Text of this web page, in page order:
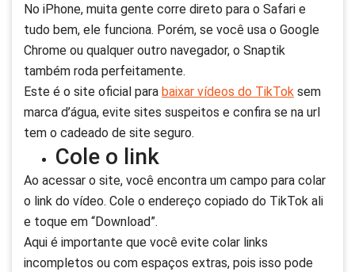
No iPhone, muita gente corre direto para o Safari e
tudo bem, ele funciona. Porém, se você usa o Google
Chrome ou qualquer outro navegador, o Snaptik
também roda perfeitamente.
Este é o site oficial para baixar vídeos do TikTok sem
marca d’água, evite sites suspeitos e confira se na url
tem o cadeado de site seguro.
Cole o link
Ao acessar o site, você encontra um campo para colar
o link do vídeo. Cole o endereço copiado do TikTok ali
e toque em “Download”.
Aqui é importante que você evite colar links
incompletos ou com espaços extras, pois isso pode